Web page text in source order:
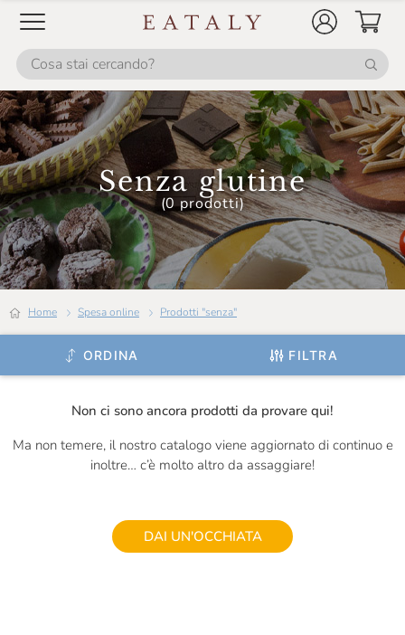
Senza glutine
(0 prodotti)
Home Spesa online Prodotti "senza"
ORDINA FILTRA
Non ci sono ancora prodotti da provare qui!
Ma non temere, il nostro catalogo viene aggiornato di continuo e
inoltre… c’è molto altro da assaggiare!
DAI UN'OCCHIATA